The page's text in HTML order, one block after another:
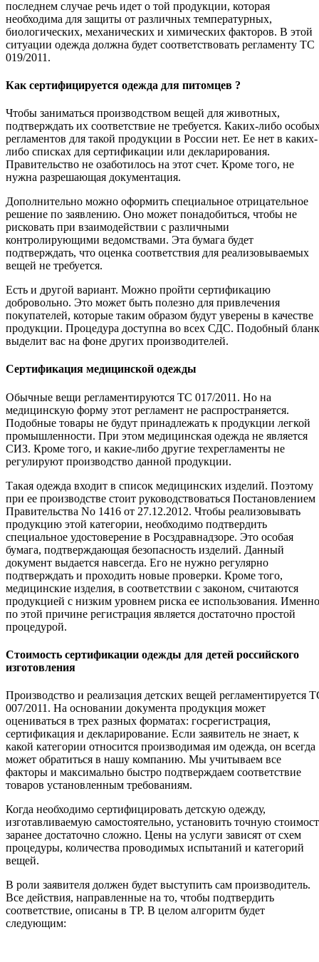
последнем случае речь идет о той продукции, которая
необходима для защиты от различных температурных,
биологических, механических и химических факторов. В этой
ситуации одежда должна будет соответствовать регламенту ТС
019/2011.
Как сертифицируется одежда для питомцев ?
Чтобы заниматься производством вещей для животных,
подтверждать их соответствие не требуется. Каких-либо
регламентов для такой продукции в России нет. Ее нет в каких-
либо списках для сертификации или декларирования.
Правительство не озаботилось на этот счет. Кроме того, не
нужна разрешающая документация.
Дополнительно можно оформить специальное отрицательное
решение по заявлению. Оно может понадобиться, чтобы не
рисковать при взаимодействии с различными
контролирующими ведомствами. Эта бумага будет
подтверждать, что оценка соответствия для реализовываемых
вещей не требуется.
Есть и другой вариант. Можно пройти сертификацию
добровольно. Это может быть полезно для привлечения
покупателей, которые таким образом будут уверены в качестве
продукции. Процедура доступна во всех СДС. Подобный бланк
выделит вас на фоне других производителей.
Сертификация медицинской одежды
Обычные вещи регламентируются ТС 017/2011. Но на
медицинскую форму этот регламент не распространяется.
Подобные товары не будут принадлежать к продукции легкой
промышленности. При этом медицинская одежда не является
СИЗ. Кроме того, и какие-либо другие техрегламенты не
регулируют производство данной продукции.
Такая одежда входит в список медицинских изделий. Поэтому
при ее производстве стоит руководствоваться Постановлением
Правительства No 1416 от 27.12.2012. Чтобы реализовывать
продукцию этой категории, необходимо подтвердить
специальное удостоверение в Росздравнадзоре. Это особая
бумага, подтверждающая безопасность изделий. Данный
документ выдается навсегда. Его не нужно регулярно
подтверждать и проходить новые проверки. Кроме того,
медицинские изделия, в соответствии с законом, считаются
продукцией с низким уровнем риска ее использования. Именно
по этой причине регистрация является достаточно простой
процедурой.
Стоимость сертификации одежды для детей российского
изготовления
Производство и реализация детских вещей регламентируется
007/2011. На основании документа продукция может
оцениваться в трех разных форматах: госрегистрация,
сертификация и декларирование. Если заявитель не знает, к
какой категории относится производимая им одежда, он всегда
может обратиться в нашу компанию. Мы учитываем все
факторы и максимально быстро подтверждаем соответствие
товаров установленным требованиям.
Когда необходимо сертифицировать детскую одежду,
изготавливаемую самостоятельно, установить точную
заранее достаточно сложно. Цены на услуги зависят от схем
процедуры, количества проводимых испытаний и категорий
вещей.
В роли заявителя должен будет выступить сам производитель.
Все действия, направленные на то, чтобы подтвердить
соответствие, описаны в ТР. В целом алгоритм будет
следующим: